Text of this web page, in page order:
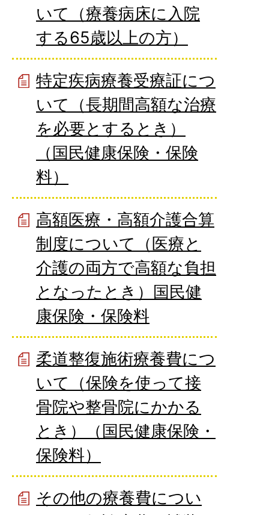
いて（療養病床に入院
する65歳以上の方）
特定疾病療養受療証につ
いて（長期間高額な治療
を必要とするとき）
（国民健康保険・保険
料）
高額医療・高額介護合算
制度について（医療と
介護の両方で高額な負担
となったとき）国民健
康保険・保険料
柔道整復施術療養費につ
いて（保険を使って接
骨院や整骨院にかかる
とき）（国民健康保険・
保険料）
その他の療養費につい